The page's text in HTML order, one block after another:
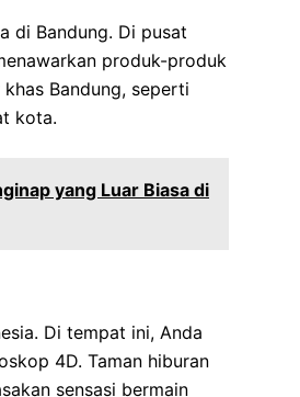
di Bandung. Di pusat
produk-produk
Bandung, seperti
kota.
yang Luar Biasa di
Di tempat ini, Anda
4D. Taman hiburan
sensasi bermain